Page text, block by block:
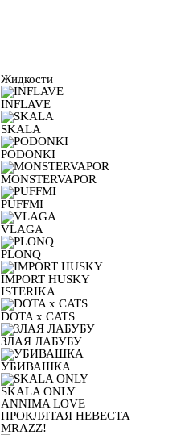
Жидкости
INFLAVE
SKALA
PODONKI
MONSTERVAPOR
PUFFMI
VLAGA
PLONQ
IMPORT HUSKY
ISTERIKA
DOTA x CATS
ЗЛАЯ ЛАБУБУ
УБИВАШКА
SKALA ONLY
ANNIMA LOVE
ПРОКЛЯТАЯ НЕВЕСТА
MRAZZ!